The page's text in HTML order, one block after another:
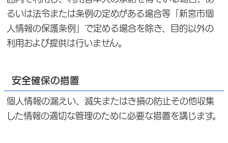
るいは法令または条例の定めがある場合等「新宮市個
人情報の保護条例」で定める場合を除き、目的以外の
利用および提供は行いません。
安全確保の措置
個人情報の漏えい、滅失またはき損の防止その他収集
した情報の適切な管理のために必要な措置を講じます。